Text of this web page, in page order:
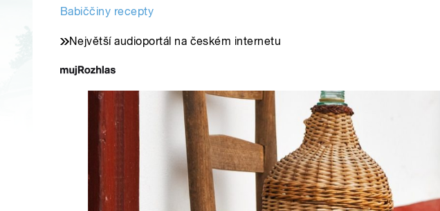
Babiččiny recepty
Největší audioportál na českém internetu